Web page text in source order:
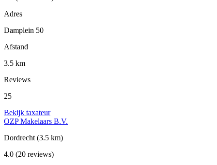
Adres
Damplein 50
Afstand
3.5 km
Reviews
25
Bekijk taxateur
OZP Makelaars B.V.
Dordrecht (3.5 km)
4.0 (20 reviews)